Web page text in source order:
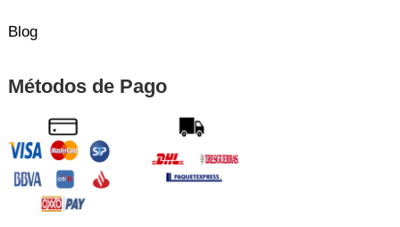
Blog
Métodos de Pago